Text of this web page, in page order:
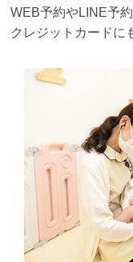
WEB予約やLINE予
クレジットカードに